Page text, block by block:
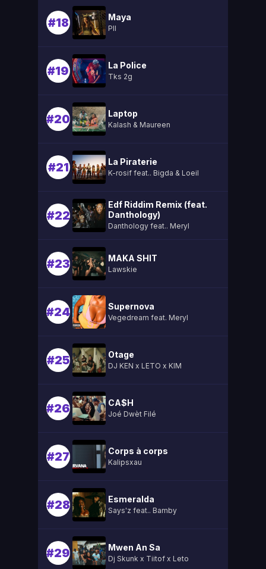
#18 Maya
Pll
#19 La Police
Tks 2g
#20 Laptop
Kalash & Maureen
#21 La Piraterie
K-rosif feat.. Bigda & Loeil
#22
Edf Riddim Remix (feat.
Danthology)
Danthology feat.. Meryl
#23 MAKA SHIT
Lawskie
#24 Supernova
Vegedream feat. Meryl
#25 Otage
DJ KEN x LETO x KIM
#26 CA$H
Joé Dwèt Filé
#27 Corps à corps
Kalipsxau
#28 Esmeralda
Says'z feat.. Bamby
#29 Mwen An Sa
Dj Skunk x Tiitof x Leto